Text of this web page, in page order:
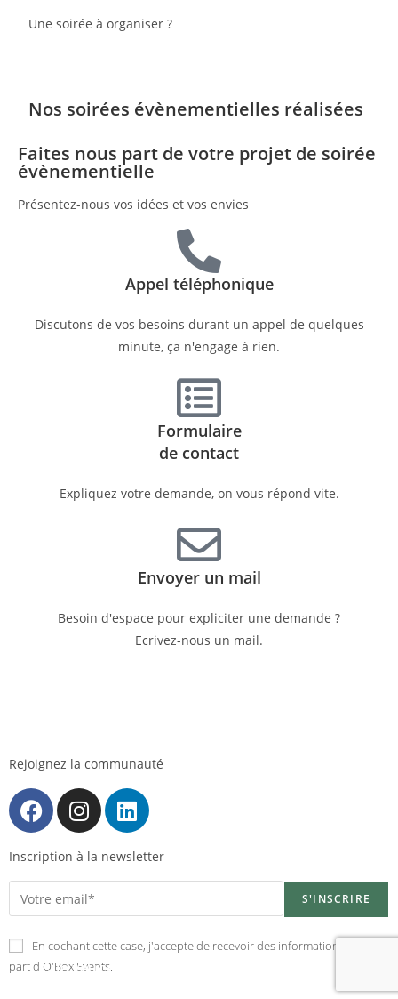
Je veux être rappelé
Une soirée à organiser ?
Nos soirées évènementielles réalisées
Faites nous part de votre projet de soirée
évènementielle
Présentez-nous vos idées et vos envies
Appel téléphonique
Discutons de vos besoins durant un appel de quelques
minute, ça n'engage à rien.
Formulaire
de contact
Expliquez votre demande, on vous répond vite.
Envoyer un mail
Besoin d'espace pour expliciter une demande ?
Ecrivez-nous un mail.
Rejoignez la communauté
Inscription à la newsletter
En cochant cette case, j'accepte de recevoir des informations de la
part d'O'Box Events.